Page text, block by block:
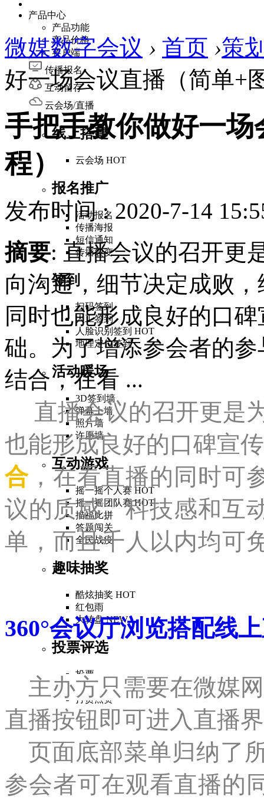
产品中心
产品功能
产品价格
客户端
传播报名
互动留存
云会场/直播
线上搭建
云会场 HOT
报名推广
活动报名
传播海报
短信通知
传播裂变
签到
扫码签到
人工签到
人脸识别签到 HOT
地理定位签到
活动暖场
3D签到墙
弹幕上墙
照片墙
许愿墙
互动游戏
摇一摇个人赛 HOT
摇一摇团队赛HOT
描福比拼
答题闯关
全民战疫
趣味抽奖
酷炫抽奖 HOT
红包雨
大转盘NEW
投票评选
投票
评委评分
打赏点赞
颁奖典礼
提问
专业功能
启动仪式
签约仪式NEW
微媒数字会议 › 首页 ›策
好一场会议直播（简单+
手把手教你做好一
程）
发布时间 : 2020-7-14
摘要: 直播会议的召开更
向沟通，细节决定成败
同时也能形成良好的口
础。为了增添参会者的
结合，在看 ...
直播会议的召开更是
也能形成良好的口碑宣
合 ，在看直播的同时
议的质感、科技感和互
单，而且千人以内均可
360°会议厅浏览搭配线
主办方只需要在微媒
直播按钮即可进入直播
页面底部菜单归纳了
参会者可在观看直播的